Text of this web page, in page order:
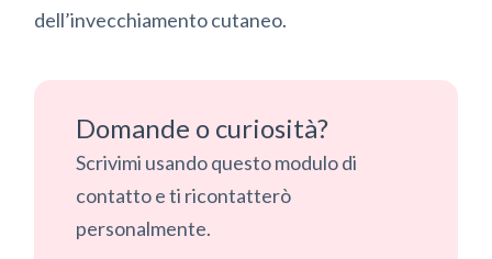
dell’invecchiamento cutaneo.
Domande o curiosità?
Scrivimi usando questo modulo di
contatto e ti ricontatterò
personalmente.